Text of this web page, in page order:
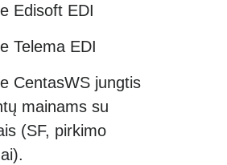
Edisoft EDI
Telema EDI
CentasWS jungtis
mainams su
(SF, pirkimo